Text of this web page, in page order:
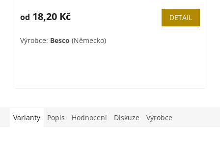
od 18,20 Kč DETAIL
Výrobce: Besco (Německo)
Varianty Popis Hodnocení Diskuze Výrobce